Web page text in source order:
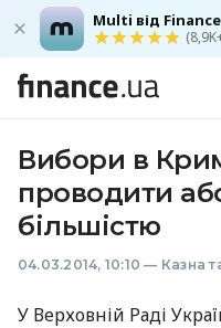
Multi від
Вибори в
проводити
більшістю
04.03.2014, 10:10 — Казна
У Верховній Раді